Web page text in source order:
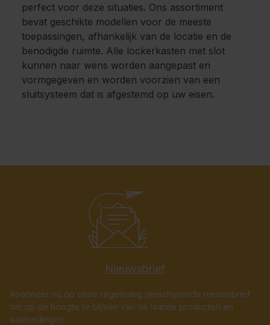
perfect voor deze situaties. Ons assortiment
bevat geschikte modellen voor de meeste
toepassingen, afhankelijk van de locatie en de
benodigde ruimte. Alle lockerkasten met slot
kunnen naar wens worden aangepast en
vormgegeven en worden voorzien van een
sluitsysteem dat is afgestemd op uw eisen.
Nieuwsbrief
Abonneer nu op onze regelmatig verschijnende nieuwsbrief
om op de hoogte te blijven van de laatste producten en
aanbiedingen.